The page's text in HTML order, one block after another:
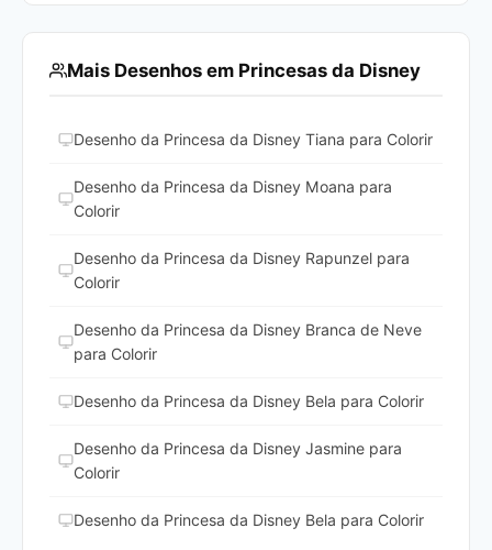
Mais Desenhos em Princesas da Disney
Desenho da Princesa da Disney Tiana para Colorir
Desenho da Princesa da Disney Moana para
Colorir
Desenho da Princesa da Disney Rapunzel para
Colorir
Desenho da Princesa da Disney Branca de Neve
para Colorir
Desenho da Princesa da Disney Bela para Colorir
Desenho da Princesa da Disney Jasmine para
Colorir
Desenho da Princesa da Disney Bela para Colorir